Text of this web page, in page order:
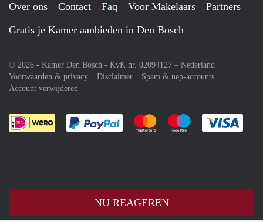
NU REAGEREN
Over ons Contact Faq Voor Makelaars
Partners
Gratis je Kamer aanbieden in Den Bosch
© 2026 - Kamer Den Bosch - KvK nr. 02094127 – Nederland
Voorwaarden & privacy
Disclaimer
Spam & nep-accounts
Account verwijderen
Je rekent gemakkelijk af met Paypal
Je rekent gemakkelijk af met
Je rekent